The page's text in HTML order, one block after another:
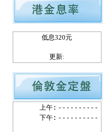
低息320元
更新:
上午: ----------
下午: ----------